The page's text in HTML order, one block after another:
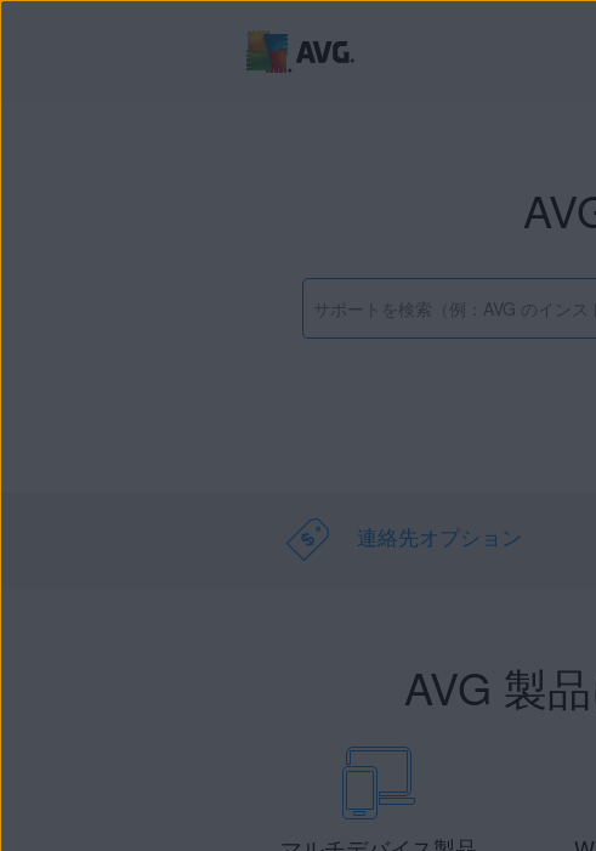
連絡先オプション
AVG 製